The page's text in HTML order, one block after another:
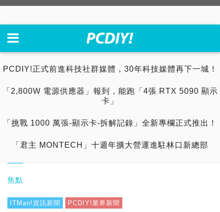
PCDIY!正式前進科技社群媒體，30年科技媒體再下一城！
「2,800W 電源供應器」報到，能跑「4張 RTX 5090 顯示
卡」
「挑戰 1000 萬張-顯示卡-拆解記錄」全新專欄正式推出！
「君主 MONTECH」十週年擴大營運進駐林口新總部
焦點
ITMan!資訊新聞 PCDIY!業界新聞